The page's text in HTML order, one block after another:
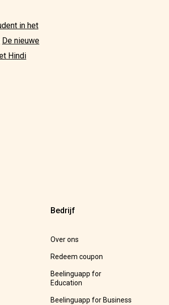
in het
De nieuwe
Hindi
Bedrijf
Over ons
Redeem coupon
Beelinguapp for
Education
Beelinguapp for Business